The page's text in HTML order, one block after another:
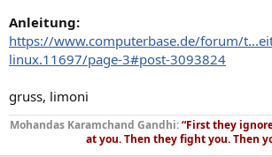
Anleitung:
https://www.computerbase.de/forum/
linux.11697/page-3#post-3093824
gruss, limoni
Mohandas Karamchand Gandhi: “First they
at you. Then they fight you. Then